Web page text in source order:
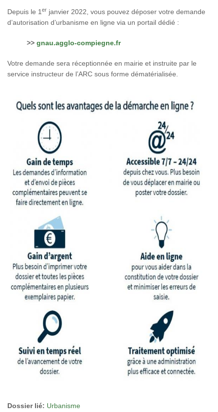
Depuis le 1er janvier 2022, vous pouvez déposer votre demande
d’autorisation d’urbanisme en ligne via un portail dédié :
>> gnau.agglo-compiegne.fr
Votre demande sera réceptionnée en mairie et instruite par le
service instructeur de l’ARC sous forme dématérialisée.
Dossier lié: Urbanisme